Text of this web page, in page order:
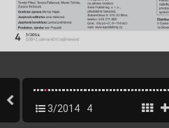
3/2014 4